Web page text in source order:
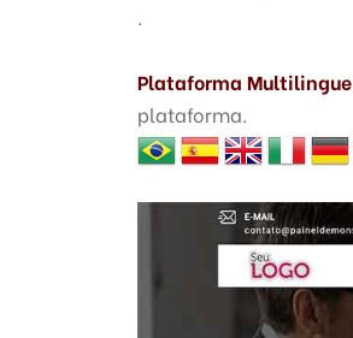
.
Plataforma Multilingue
plataforma.